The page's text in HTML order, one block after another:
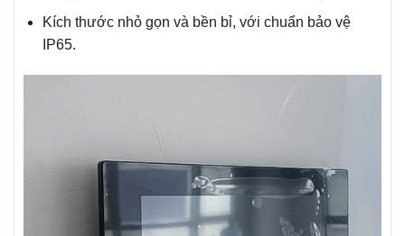
Kích thước nhỏ gọn và bền bỉ, với chuẩn bảo vệ
IP65.